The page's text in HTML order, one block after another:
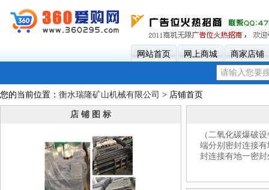
网站首页 网上商城 商家店铺
您的当前位置： 衡水瑞隆矿山机械有限公司 > 店铺首页
店 铺 图 标
（二氧化碳爆破
端分别密封连接
封连接有地一密